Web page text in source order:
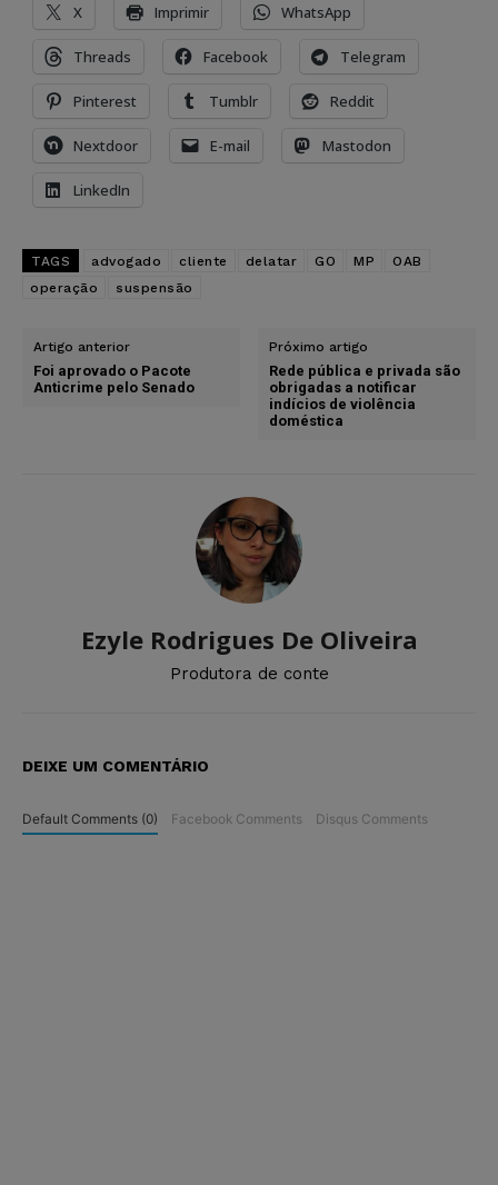
X Imprimir WhatsApp
Threads Facebook Telegram
Pinterest Tumblr Reddit
Nextdoor E-mail Mastodon
LinkedIn
TAGS advogado cliente delatar GO MP
OAB
operação
suspensão
Artigo anterior
Foi aprovado o Pacote
Anticrime pelo Senado
Próximo artigo
Rede pública e privada são
obrigadas a notificar
indícios de violência
doméstica
Ezyle Rodrigues De Oliveira
Produtora de conte
DEIXE UM COMENTÁRIO
Default Comments (0) Facebook Comments Disqus Comments